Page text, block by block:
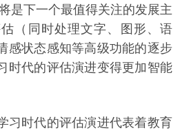
是下一个最值得关注的发展主
（同时处理文字、图形、语
感状态感知等高级功能的逐步
时代的评估演进变得更加智能
时代的评估演进代表着教育